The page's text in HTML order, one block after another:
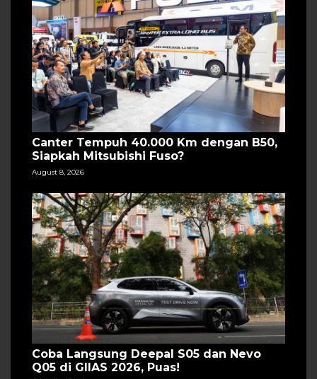
Canter Tempuh 40.000 Km dengan B50,
Siapkah Mitsubishi Fuso?
August 8, 2026
Coba Langsung Deepal S05 dan Nevo
Q05 di GIIAS 2026, Puas!